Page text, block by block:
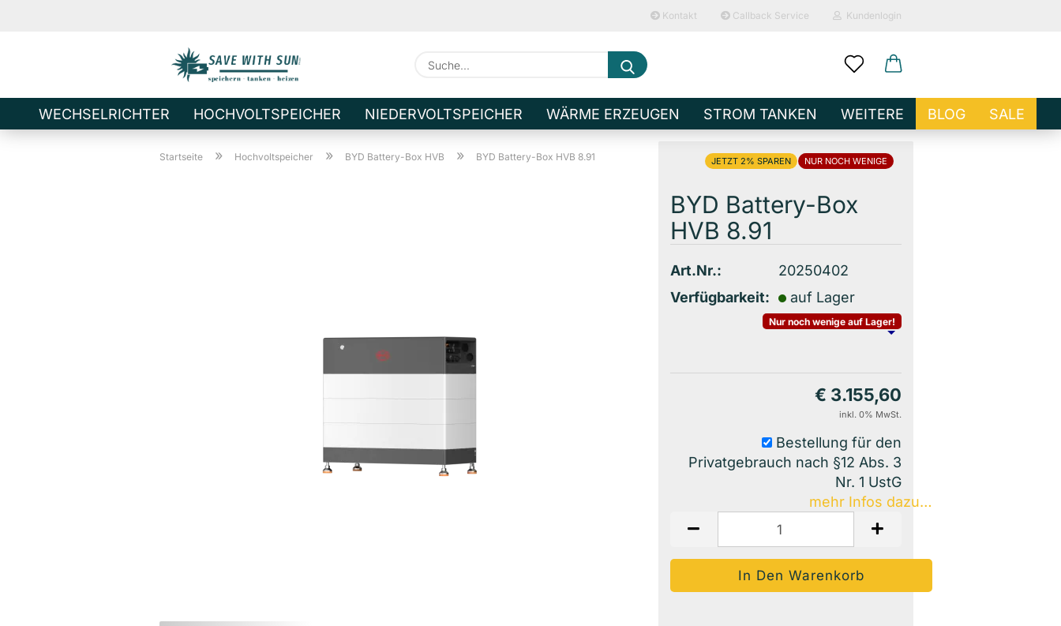
Kontakt Callback Service Kundenlogin
E-Mail
Passwort
Konto erstellen
Passwort vergessen?
Suche...
WECHSELRICHTER HOCHVOLTSPEICHER NIEDERVOLTSPEICHER WÄRME ERZEUGEN STROM TANKEN BLOG SALE
WEITERE
Startseite » Hochvoltspeicher » BYD Battery-Box HVB » BYD Battery-Box HVB 8.91 2% NUR NOCH WENIGE
BYD Battery-Box
HVB 8.91
Art.Nr.:
20250402
Verfügbarkeit:
auf Lager
Nur noch wenige auf Lager!
€ 3.155,60
inkl. 0% MwSt.
Bestellung für den
Privatgebrauch nach §12 Abs. 3
Nr. 1 UstG
mehr Infos dazu…